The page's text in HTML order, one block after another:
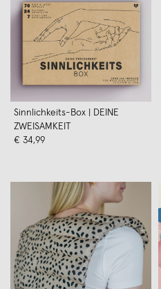
Sinnlichkeits-Box | DEINE
ZWEISAMKEIT
€ 34,99